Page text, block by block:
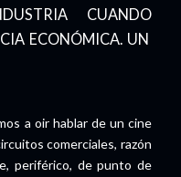
CUANDO
ECONÓMICA. UN
a oir hablar de un cine
comerciales, razón
periférico, de punto de